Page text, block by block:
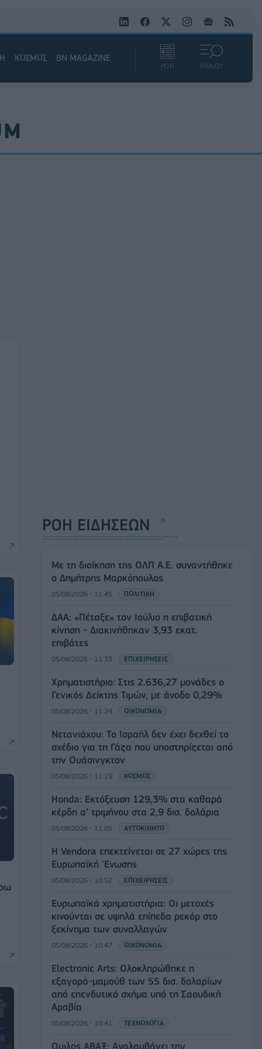
ΚΟΣΜΟΣ BN MAGAZINE
ΡΟΗ ΜΕΝΟΥ
ΡΟΗ ΕΙΔΗΣΕΩΝ
Με τη διοίκηση της ΟΛΠ Α.Ε. συναντήθηκε
ο Δημήτρης Μαρκόπουλος
05/08/2026 - 11:45 ΠΟΛΙΤΙΚΗ
ΔΑΑ: «Πέταξε» τον Ιούλιο η επιβατική
κίνηση - Διακινήθηκαν 3,93 εκατ.
επιβάτες
05/08/2026 - 11:33 ΕΠΙΧΕΙΡΗΣΕΙΣ
Χρηματιστήριο: Στις 2.636,27 μονάδες ο
Γενικός Δείκτης Τιμών, με άνοδο 0,29%
05/08/2026 - 11:24 ΟΙΚΟΝΟΜΙΑ
Νετανιάχου: Το Ισραήλ δεν έχει δεχθεί το
σχέδιο για τη Γάζα που υποστηρίζεται από
την Ουάσινγκτον
05/08/2026 - 11:19 ΚΟΣΜΟΣ
Honda: Εκτόξευση 129,3% στα καθαρά
κέρδη α’ τριμήνου στα 2,9 δισ. δολάρια
05/08/2026 - 11:05 ΑΥΤΟΚΙΝΗΤΟ
Η Vendora επεκτείνεται σε 27 χώρες της
Ευρωπαϊκή 'Ενωσης
05/08/2026 - 10:52 ΕΠΙΧΕΙΡΗΣΕΙΣ
Ευρωπαϊκά χρηματιστήρια: Οι μετοχές
κινούνται σε υψηλά επίπεδα ρεκόρ στο
ξεκίνημα των συναλλαγών
05/08/2026 - 10:47 ΟΙΚΟΝΟΜΙΑ
Electronic Arts: Ολοκληρώθηκε η
εξαγορά-μαμούθ των 55 δισ. δολαρίων
από επενδυτικό σχήμα υπό τη Σαουδική
Αραβία
05/08/2026 - 10:41 ΤΕΧΝΟΛΟΓΙΑ
Όμιλος ΑΒΑΞ: Αναλαμβάνει την